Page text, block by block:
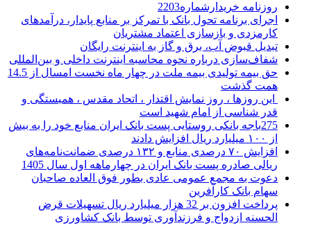
روزنامه خریدارشماره2203
اجرای برنامه تحول بانک با تمرکز بر منابع پایدار، درآمدهای
کارمزدی و بازسازی اعتماد مشتریان
تبدیل قبوض آب، برق و گاز به اینترنت رایگان
شفاف‌سازی درباره نحوه محاسبه اینترنت داخلی و بین‌المللی
حق بیمه تولیدی بیمه ملت در چهار ماه نخست امسال از 14.5
همت گذشت
این روزها ، روز نمایش اقتدار ، اتحاد مقدس ، همبستگی و
قدر شناسی از امام شهید است
275باجه بانکی روستایی پست بانک ایران منابع خود را به بیش
از ۱۰۰ میلیارد ریال افزایش دادند
افزایش ۷۰ درصدی منابع و ۱۳۲ درصدی ضمانت‌نامه‌های
ریالی صادره پست بانک ایران در چهارماهه اول سال 1405
دعوت به مجمع عمومی عادی بطور فوق العاده صاحبان
سهام بانک کارآفرین
پرداخت افزون بر 32 هزار میلیارد ریال تسهیلات قرض
الحسنه ازدواج و فرزندآوری توسط بانک کشاورزی